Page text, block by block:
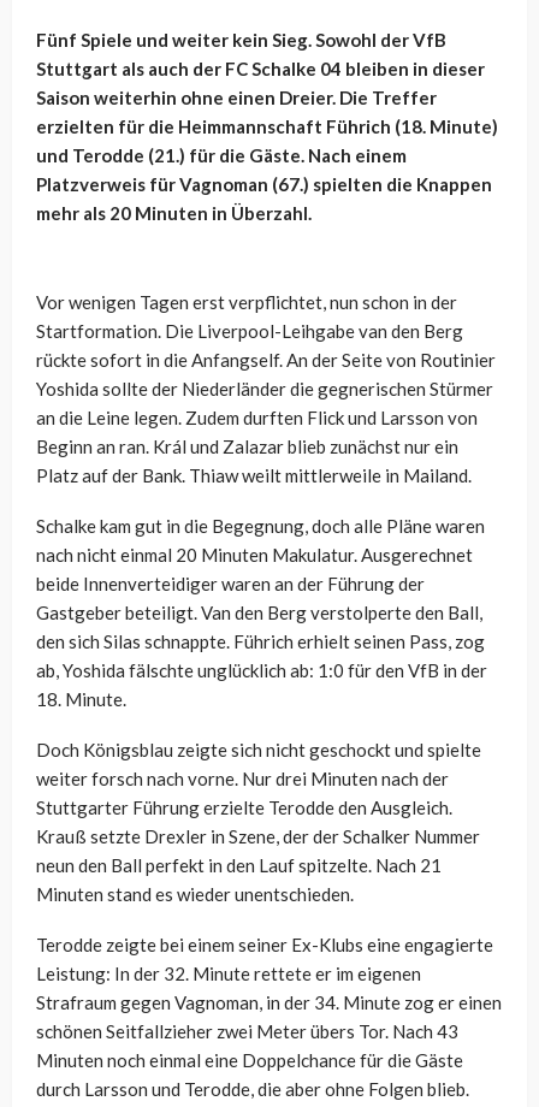
Fünf Spiele und weiter kein Sieg. Sowohl der VfB
Stuttgart als auch der FC Schalke 04 bleiben in dieser
Saison weiterhin ohne einen Dreier. Die Treffer
erzielten für die Heimmannschaft Führich (18. Minute)
und Terodde (21.) für die Gäste. Nach einem
Platzverweis für Vagnoman (67.) spielten die Knappen
mehr als 20 Minuten in Überzahl.
Vor wenigen Tagen erst verpflichtet, nun schon in der
Startformation. Die Liverpool-Leihgabe van den Berg
rückte sofort in die Anfangself. An der Seite von Routinier
Yoshida sollte der Niederländer die gegnerischen Stürmer
an die Leine legen. Zudem durften Flick und Larsson von
Beginn an ran. Král und Zalazar blieb zunächst nur ein
Platz auf der Bank. Thiaw weilt mittlerweile in Mailand.
Schalke kam gut in die Begegnung, doch alle Pläne waren
nach nicht einmal 20 Minuten Makulatur. Ausgerechnet
beide Innenverteidiger waren an der Führung der
Gastgeber beteiligt. Van den Berg verstolperte den Ball,
den sich Silas schnappte. Führich erhielt seinen Pass, zog
ab, Yoshida fälschte unglücklich ab: 1:0 für den VfB in der
18. Minute.
Doch Königsblau zeigte sich nicht geschockt und spielte
weiter forsch nach vorne. Nur drei Minuten nach der
Stuttgarter Führung erzielte Terodde den Ausgleich.
Krauß setzte Drexler in Szene, der der Schalker Nummer
neun den Ball perfekt in den Lauf spitzelte. Nach 21
Minuten stand es wieder unentschieden.
Terodde zeigte bei einem seiner Ex-Klubs eine engagierte
Leistung: In der 32. Minute rettete er im eigenen
Strafraum gegen Vagnoman, in der 34. Minute zog er einen
schönen Seitfallzieher zwei Meter übers Tor. Nach 43
Minuten noch einmal eine Doppelchance für die Gäste
durch Larsson und Terodde, die aber ohne Folgen blieb.